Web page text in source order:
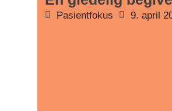
Pasientfokus 9. april